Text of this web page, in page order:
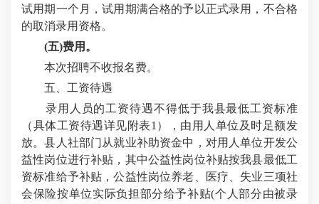
试用期一个月，试用期满合格的予以正式录用，不合格
的取消录用资格。
(五)费用。
本次招聘不收报名费。
五、工资待遇
录用人员的工资待遇不得低于我县最低工资标准
（具体工资待遇详见附表1），由用人单位及时足额发
放。县人社部门从就业补助资金中，对用人单位开发公
益性岗位进行补贴，其中公益性岗位补贴按我县最低工
资标准给予补贴，公益性岗位养老、医疗、失业三项社
会保险按单位实际负担部分给予补贴(个人部分由被录